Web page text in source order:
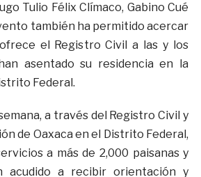
Tulio Félix Clímaco, Gabino Cué
también ha permitido acercar
el Registro Civil a las y los
asentado su residencia en la
Federal.
a través del Registro Civil y
de Oaxaca en el Distrito Federal,
a más de 2,000 paisanas y
acudido a recibir orientación y